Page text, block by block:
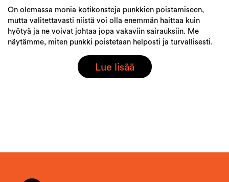
On olemassa monia kotikonsteja punkkien poistamiseen,
mutta valitettavasti niistä voi olla enemmän haittaa kuin
hyötyä ja ne voivat johtaa jopa vakaviin sairauksiin. Me
näytämme, miten punkki poistetaan helposti ja turvallisesti.
Lue lisää